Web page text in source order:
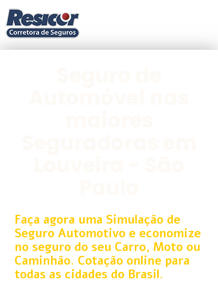
Faça agora uma Simulação de
Seguro Automotivo e economize
no seguro do seu Carro, Moto ou
Caminhão. Cotação online para
todas as cidades do Brasil.